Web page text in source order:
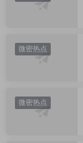
微密热点
微密热点